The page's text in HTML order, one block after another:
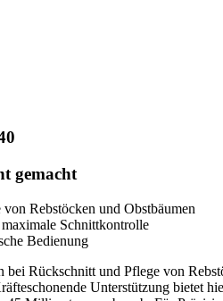
gemacht
Rebstöcken und Obstbäumen
Schnittkontrolle
Bedienung
bei Rückschnitt und Pflege von
Unterstützung bietet